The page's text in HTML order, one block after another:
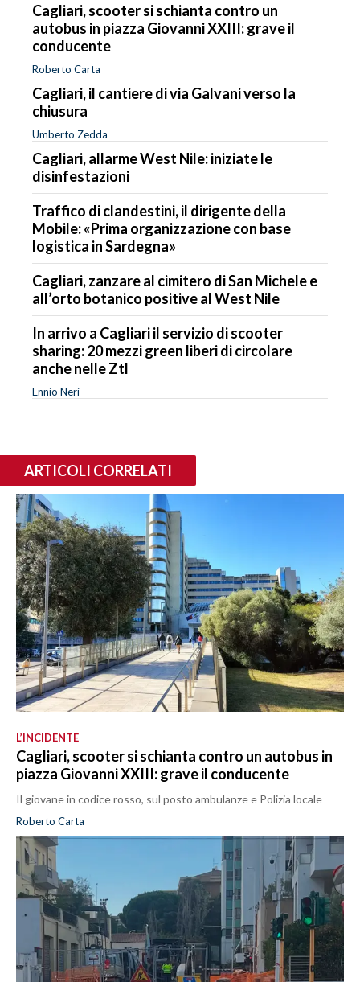
Cagliari, scooter si schianta contro un
autobus in piazza Giovanni XXIII: grave il
conducente
Roberto Carta
Cagliari, il cantiere di via Galvani verso la
chiusura
Umberto Zedda
Cagliari, allarme West Nile: iniziate le
disinfestazioni
Traffico di clandestini, il dirigente della
Mobile: «Prima organizzazione con base
logistica in Sardegna»
Cagliari, zanzare al cimitero di San Michele e
all’orto botanico positive al West Nile
In arrivo a Cagliari il servizio di scooter
sharing: 20 mezzi green liberi di circolare
anche nelle Ztl
Ennio Neri
ARTICOLI CORRELATI
L’INCIDENTE
Cagliari, scooter si schianta contro un autobus in
piazza Giovanni XXIII: grave il conducente
Il giovane in codice rosso, sul posto ambulanze e Polizia locale
Roberto Carta